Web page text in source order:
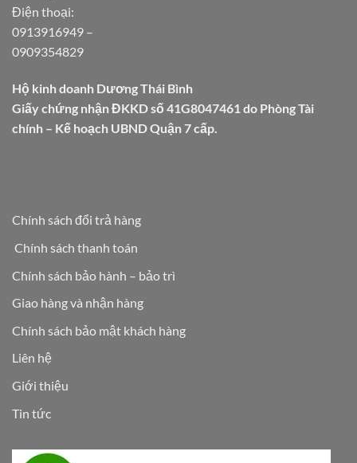
Điện thoại:
0913916949 –
0909354829
Hộ kinh doanh Dương Thái Bình
Giấy chứng nhận ĐKKD số 41G8047461 do Phòng Tài
chính – Kế hoạch UBND Quận 7 cấp.
Chính sách đổi trả hàng
Chính sách thanh toán
Chính sách bảo hành – bảo trì
Giao hàng và nhận hàng
Chính sách bảo mật khách hàng
Liên hệ
Giới thiệu
Tin tức